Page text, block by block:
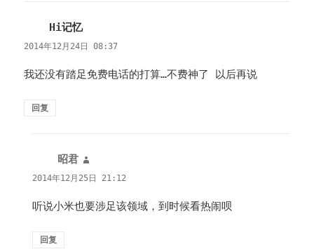
Hi记忆说
道：
2014年12月24日 08:37
我还没有踏足免费电话的打算…不费神了 以后再说
回复
昭君
道：
2014年12月25日 21:12
听说小米也要涉足该领域，到时候看热闹呗
回复